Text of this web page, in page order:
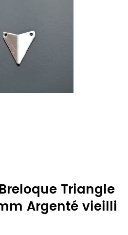
Triangle
Argenté vieilli